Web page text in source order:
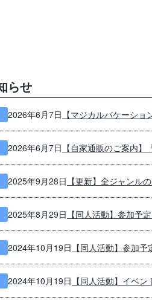
らせ
2026年6月7日 【マジカルバケーシ
2026年6月7日 【自家通販のご案内
2025年9月28日 【更新】全ジャンル
2025年8月29日 【同人活動】参加予
2024年10月19日 【同人活動】参加
2024年10月19日 【同人活動】イベ